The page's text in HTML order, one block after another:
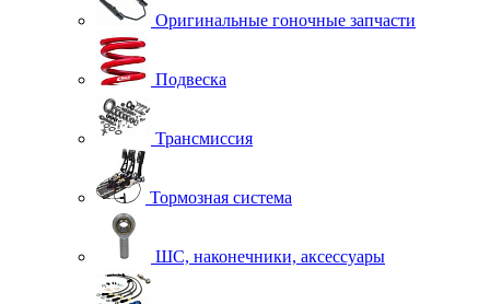
Оригинальные гоночные запчасти
Подвеска
Трансмиссия
Тормозная система
ШС, наконечники, аксессуары